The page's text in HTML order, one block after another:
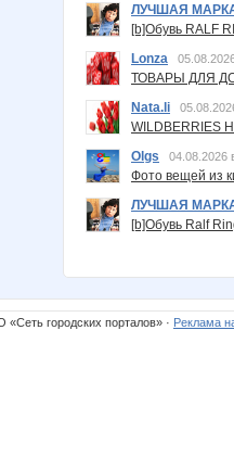
ЛУЧШАЯ
[b]Обувь RALF
Lonza
ТОВАРЫ ДЛЯ
Nata.li
Olgs
04.08.2026
Фото вещей из
ЛУЧШАЯ
[b]Обувь Ralf
городских порталов» · Реклама